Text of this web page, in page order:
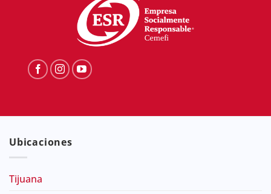
Ubicaciones
Tijuana